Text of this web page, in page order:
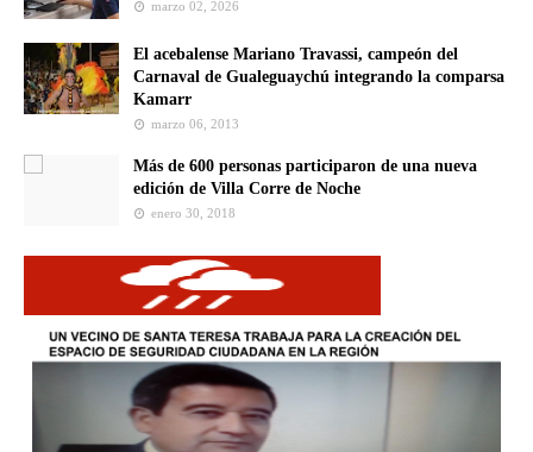
marzo 02, 2026
El acebalense Mariano Travassi, campeón del
Carnaval de Gualeguaychú integrando la comparsa
Kamarr
marzo 06, 2013
Más de 600 personas participaron de una nueva
edición de Villa Corre de Noche
enero 30, 2018